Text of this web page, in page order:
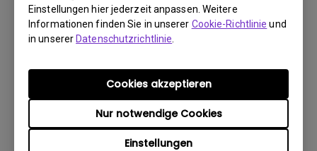
Einstellungen hier jederzeit anpassen. Weitere
Informationen finden Sie in unserer Cookie-Richtlinie und
in unsererDatenschutzrichtlinie
Einstellungen
Nur notwendige Cookies
Cookies akzeptieren
Projector Remote
BS:
Others
Version:-
2024/12/03